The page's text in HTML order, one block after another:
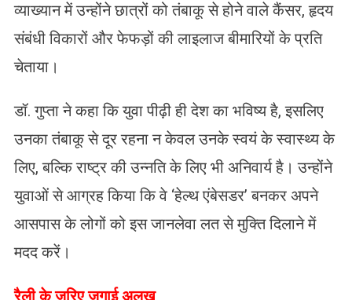
व्याख्यान में उन्होंने छात्रों को तंबाकू से होने वाले कैंसर, हृदय
संबंधी विकारों और फेफड़ों की लाइलाज बीमारियों के प्रति
चेताया।
डॉ. गुप्ता ने कहा कि युवा पीढ़ी ही देश का भविष्य है, इसलिए
उनका तंबाकू से दूर रहना न केवल उनके स्वयं के स्वास्थ्य के
लिए, बल्कि राष्ट्र की उन्नति के लिए भी अनिवार्य है। उन्होंने
युवाओं से आग्रह किया कि वे ‘हेल्थ एंबेसडर’ बनकर अपने
आसपास के लोगों को इस जानलेवा लत से मुक्ति दिलाने में
मदद करें।
​रैली के जरिए जगाई अलख